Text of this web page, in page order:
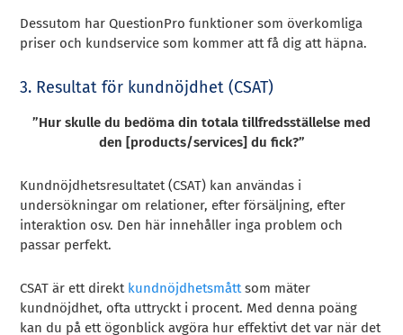
Dessutom har QuestionPro funktioner som överkomliga
priser och kundservice som kommer att få dig att häpna.
3. Resultat för kundnöjdhet (CSAT)
”Hur skulle du bedöma din totala tillfredsställelse med
den [products/services] du fick?”
Kundnöjdhetsresultatet (CSAT) kan användas i
undersökningar om relationer, efter försäljning, efter
interaktion osv. Den här innehåller inga problem och
passar perfekt.
CSAT är ett direkt kundnöjdhetsmåttsom mäter
kundnöjdhet, ofta uttryckt i procent. Med denna poäng
kan du på ett ögonblick avgöra hur effektivt det var när det